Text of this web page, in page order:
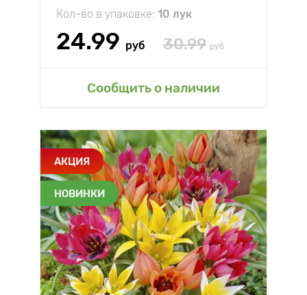
Кол-во в упаковке: 10 лук
24.99 руб 30.99 руб
Сообщить о наличии
АКЦИЯ
НОВИНКИ